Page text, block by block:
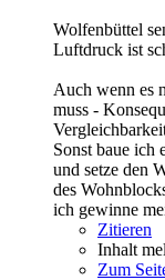
Wolfenbüttel
Luftdruck ist
Auch wenn es
muss -
Sonst baue ich
und setze den
des
ich gewinne
Zitieren
Inhalt
Zum